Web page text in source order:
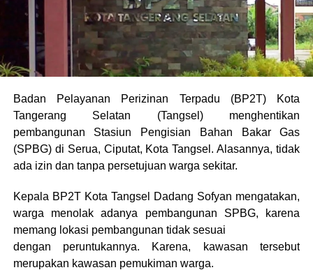
Badan Pelayanan Perizinan Terpadu (BP2T) Kota
Tangerang Selatan (Tangsel) menghentikan
pembangunan Stasiun Pengisian Bahan Bakar Gas
(SPBG) di Serua, Ciputat, Kota Tangsel. Alasannya, tidak
ada izin dan tanpa persetujuan warga sekitar.
Kepala BP2T Kota Tangsel Dadang Sofyan mengatakan,
warga menolak adanya pembangunan SPBG, karena
memang lokasi pembangunan tidak sesuai
dengan peruntukannya. Karena, kawasan tersebut
merupakan kawasan pemukiman warga.